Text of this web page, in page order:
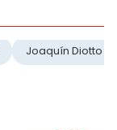
Joaquín Diotto